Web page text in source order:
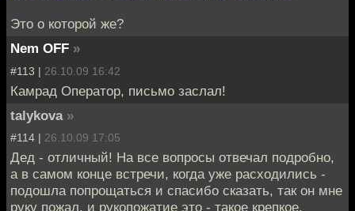
Это о которой же?
Nem OFF »
#113 | 26.10.09 16:42
Камрад Оператор, письмо заслал!
talykova »
#114 | 26.10.09 17:05
Дед - отличный! На все вопросы отвечал подробно,
а в самом конце встречи, когда уже расходились -
подошла попрощаться и спасибо сказать, так он мне
руку пожал, и рукопожатие это - такое крепкое,